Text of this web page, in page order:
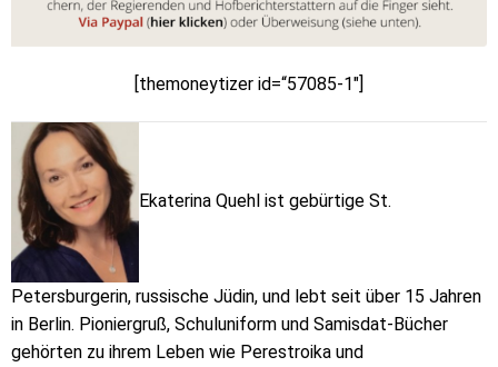
[themoneytizer id=“57085-1″]
Ekaterina Quehl ist gebürtige St.
Petersburgerin, russische Jüdin, und lebt seit über 15 Jahren
in Berlin. Pioniergruß, Schuluniform und Samisdat-Bücher
gehörten zu ihrem Leben wie Perestroika und